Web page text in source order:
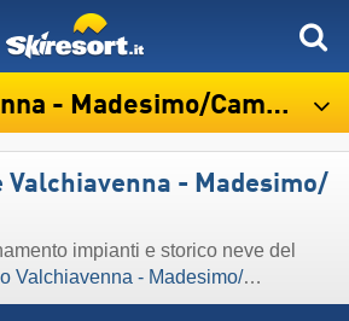
- Madesimo/​Campodolcino
Valchiavenna - Madesimo/​
impianti e storico neve del
Valchiavenna - Madesimo/​